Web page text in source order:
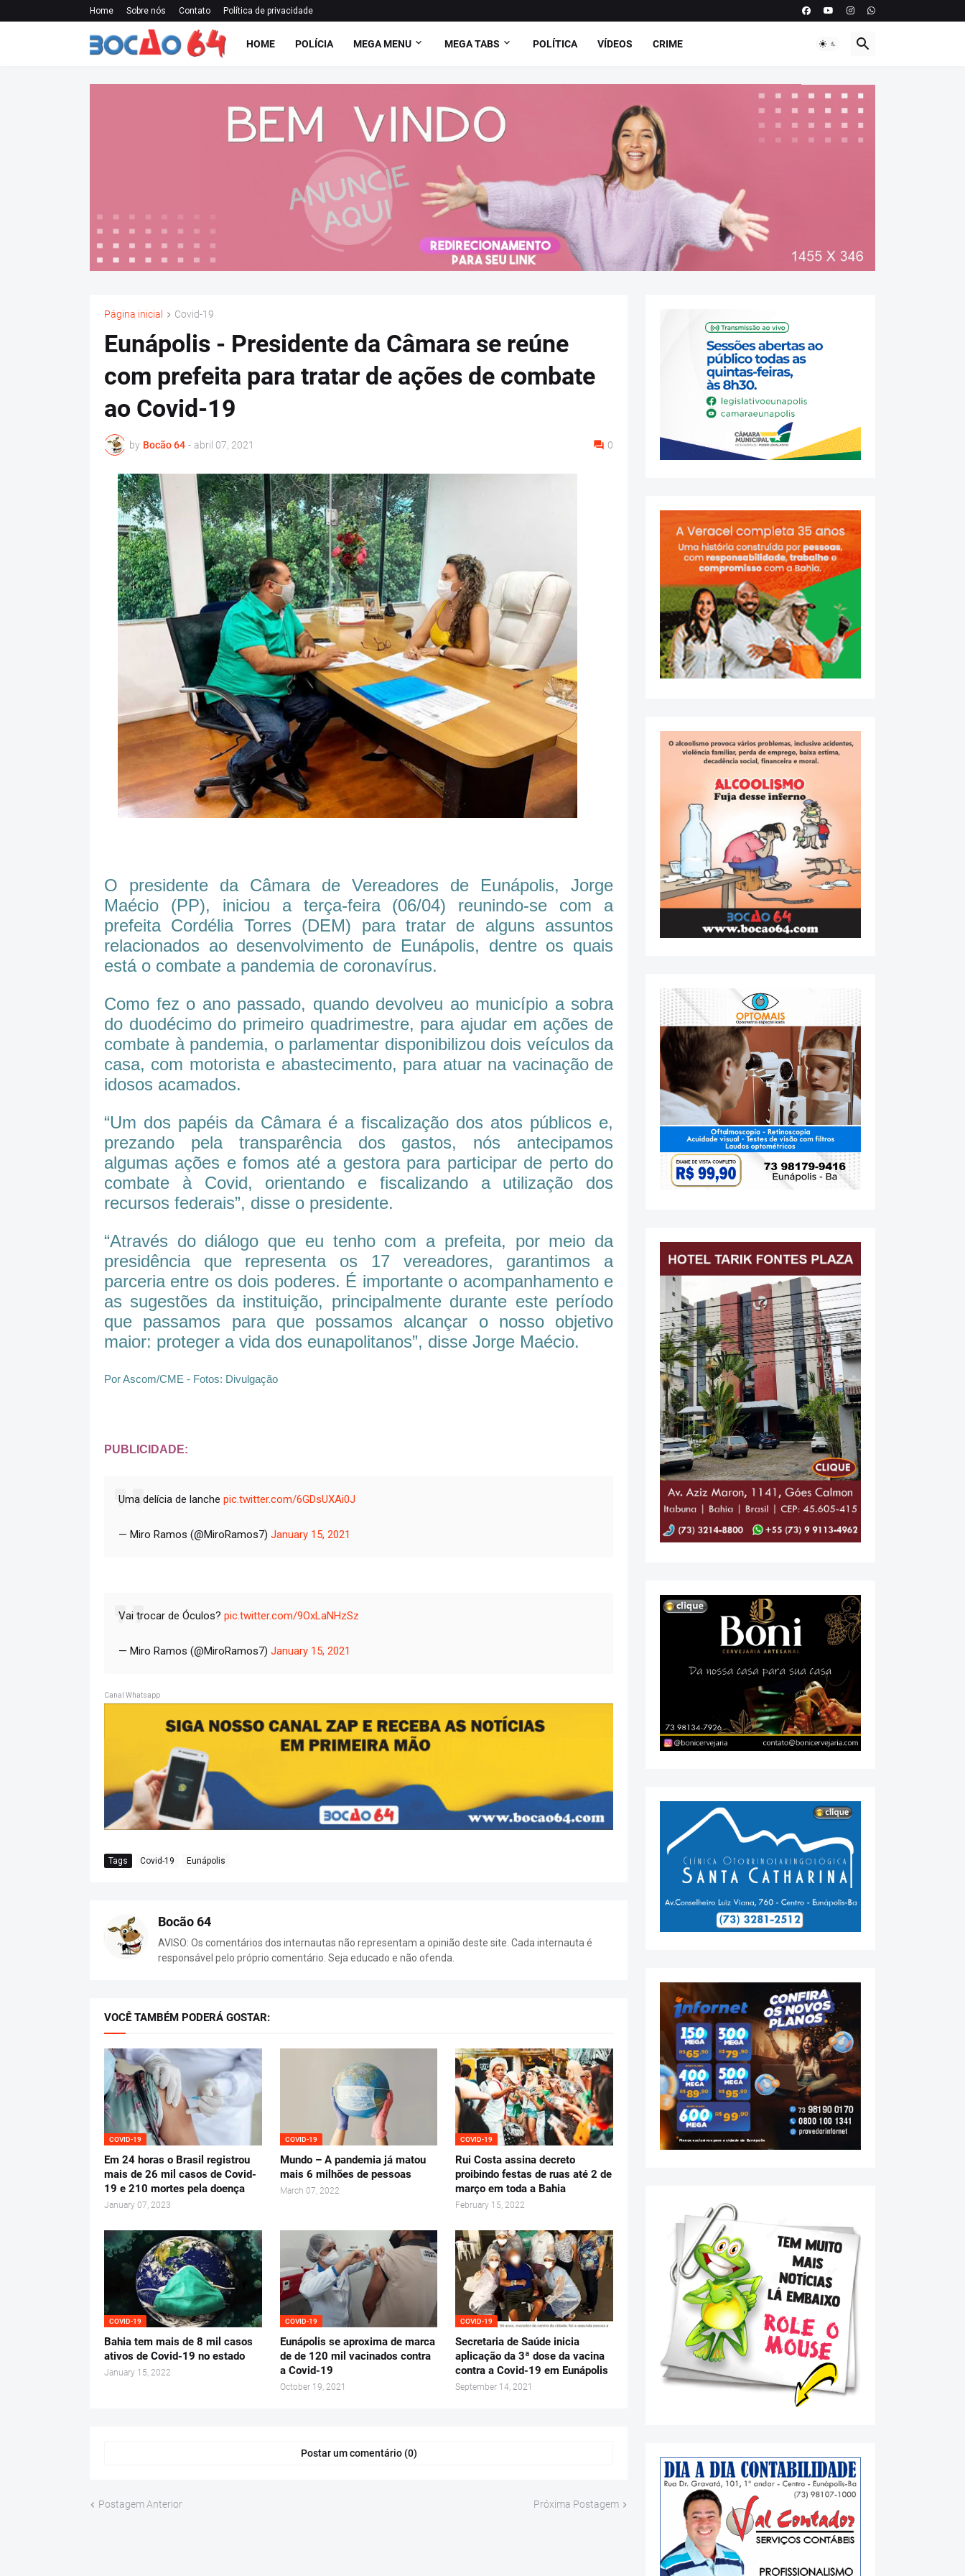
Home Sobre nós Contato Política de privacidade
HOME POLÍCIA MEGA MENU MEGA TABS POLÍTICA VÍDEOS CRIME
Página inicial Covid-19
Eunápolis - Presidente da Câmara se reúne
com prefeita para tratar de ações de combate
ao Covid-19
by Bocão 64 - abril 07, 2021 0
O presidente da Câmara de Vereadores de Eunápolis, Jorge
Maécio (PP), iniciou a terça-feira (06/04) reunindo-se com a
prefeita Cordélia Torres (DEM) para tratar de alguns assuntos
relacionados ao desenvolvimento de Eunápolis, dentre os quais
está o combate a pandemia de coronavírus.
Como fez o ano passado, quando devolveu ao município a sobra
do duodécimo do primeiro quadrimestre, para ajudar em ações de
combate à pandemia, o parlamentar disponibilizou dois veículos da
casa, com motorista e abastecimento, para atuar na vacinação de
idosos acamados.
“Um dos papéis da Câmara é a fiscalização dos atos públicos e,
prezando pela transparência dos gastos, nós antecipamos
algumas ações e fomos até a gestora para participar de perto do
combate à Covid, orientando e fiscalizando a utilização dos
recursos federais”, disse o presidente.
“Através do diálogo que eu tenho com a prefeita, por meio da
presidência que representa os 17 vereadores, garantimos a
parceria entre os dois poderes. É importante o acompanhamento e
as sugestões da instituição, principalmente durante este período
que passamos para que possamos alcançar o nosso objetivo
maior: proteger a vida dos eunapolitanos”, disse Jorge Maécio.
Por Ascom/CME - Fotos: Divulgação
PUBLICIDADE:
Uma delícia de lanche pic.twitter.com/6GDsUXAi0J
— Miro Ramos (@MiroRamos7) January 15, 2021
Vai trocar de Óculos? pic.twitter.com/9OxLaNHzSz
— Miro Ramos (@MiroRamos7) January 15, 2021
Canal Whatsapp
Tags Covid-19 Eunápolis
Bocão 64
AVISO: Os comentários dos internautas não representam a opinião deste site. Cada internauta é
responsável pelo próprio comentário. Seja educado e não ofenda.
VOCÊ TAMBÉM PODERÁ GOSTAR:
COVID-19
Em 24 horas o Brasil registrou
mais de 26 mil casos de Covid-
19 e 210 mortes pela doença
January 07, 2023
COVID-19
Mundo – A pandemia já matou
mais 6 milhões de pessoas
March 07, 2022
COVID-19
Rui Costa assina decreto
proibindo festas de ruas até 2 de
março em toda a Bahia
February 15, 2022
COVID-19
Bahia tem mais de 8 mil casos
ativos de Covid-19 no estado
January 15, 2022
COVID-19
Eunápolis se aproxima de marca
de de 120 mil vacinados contra
a Covid-19
October 19, 2021
COVID-19
Secretaria de Saúde inicia
aplicação da 3ª dose da vacina
contra a Covid-19 em Eunápolis
September 14, 2021
Postar um comentário (0)
Postagem Anterior Próxima Postagem